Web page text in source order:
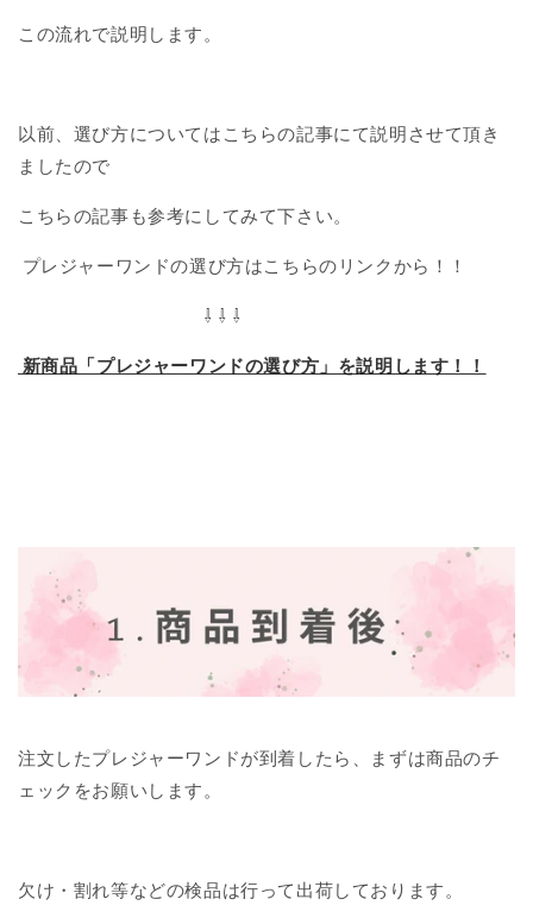
この流れで説明します。
以前、選び方についてはこちらの記事にて説明させて頂き
ましたので
こちらの記事も参考にしてみて下さい。
プレジャーワンドの選び方はこちらのリンクから！！
⇩ ⇩ ⇩
新商品「プレジャーワンドの選び方」を説明します！！
注文したプレジャーワンドが到着したら、まずは商品のチ
ェックをお願いします。
欠け・割れ等などの検品は行って出荷しております。